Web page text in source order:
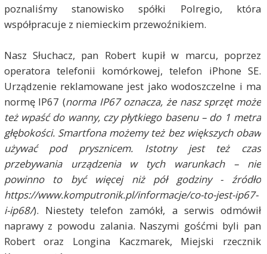
poznaliśmy stanowisko spółki Polregio, która
współpracuje z niemieckim przewoźnikiem.
Nasz Słuchacz, pan Robert kupił w marcu, poprzez
operatora telefonii komórkowej, telefon iPhone SE.
Urządzenie reklamowane jest jako wodoszczelne i ma
normę IP67 (norma IP67 oznacza, że nasz sprzęt może
też wpaść do wanny, czy płytkiego basenu – do 1 metra
głębokości. Smartfona możemy też bez większych obaw
używać pod prysznicem. Istotny jest też czas
przebywania urządzenia w tych warunkach – nie
powinno to być więcej niż pół godziny - źródło
https://www.komputronik.pl/informacje/co-to-jest-ip67-
i-ip68/). Niestety telefon zamókł, a serwis odmówił
naprawy z powodu zalania. Naszymi gośćmi byli pan
Robert oraz Longina Kaczmarek, Miejski rzecznik